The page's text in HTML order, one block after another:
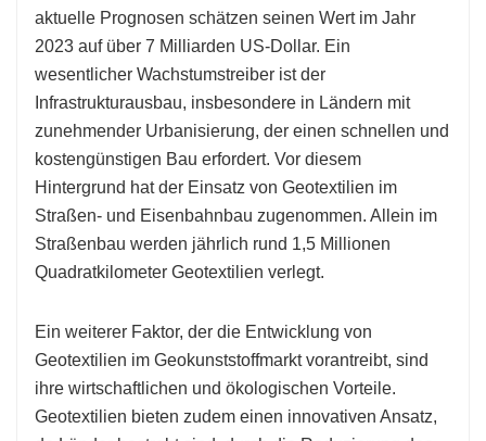
aktuelle Prognosen schätzen seinen Wert im Jahr
2023 auf über 7 Milliarden US-Dollar. Ein
wesentlicher Wachstumstreiber ist der
Infrastrukturausbau, insbesondere in Ländern mit
zunehmender Urbanisierung, der einen schnellen und
kostengünstigen Bau erfordert. Vor diesem
Hintergrund hat der Einsatz von Geotextilien im
Straßen- und Eisenbahnbau zugenommen. Allein im
Straßenbau werden jährlich rund 1,5 Millionen
Quadratkilometer Geotextilien verlegt.
Ein weiterer Faktor, der die Entwicklung von
Geotextilien im Geokunststoffmarkt vorantreibt, sind
ihre wirtschaftlichen und ökologischen Vorteile.
Geotextilien bieten zudem einen innovativen Ansatz,